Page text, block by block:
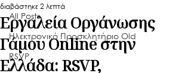
All Posts
Ηλεκτρονικό Προσκλητήριο Old
RSVP
Εργαλεία Οργάνωσης
Γάμου Online στην
Ελλάδα: RSVP,
διαβάστηκε 2 λεπτά